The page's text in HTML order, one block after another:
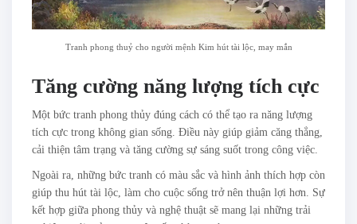
Tranh phong thuỷ cho người mệnh Kim hút tài lộc, may mắn
Tăng cường năng lượng tích cực
Một bức tranh phong thủy đúng cách có thể tạo ra năng lượng
tích cực trong không gian sống. Điều này giúp giảm căng thẳng,
cải thiện tâm trạng và tăng cường sự sáng suốt trong công việc.
Ngoài ra, những bức tranh có màu sắc và hình ảnh thích hợp còn
giúp thu hút tài lộc, làm cho cuộc sống trở nên thuận lợi hơn. Sự
kết hợp giữa phong thủy và nghệ thuật sẽ mang lại những trải